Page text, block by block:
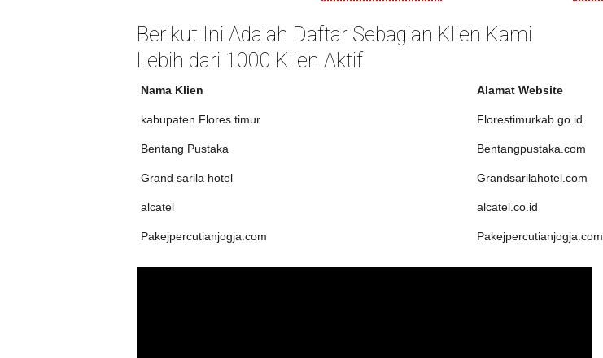
Berikut Ini Adalah Daftar Sebagian Klien Kami
Lebih dari 1000 Klien Aktif
Nama Klien Alamat Website
kabupaten Flores timur Florestimurkab.go.id
Bentang Pustaka Bentangpustaka.com
Grand sarila hotel Grandsarilahotel.com
alcatel alcatel.co.id
Pakejpercutianjogja.com Pakejpercutianjogja.com